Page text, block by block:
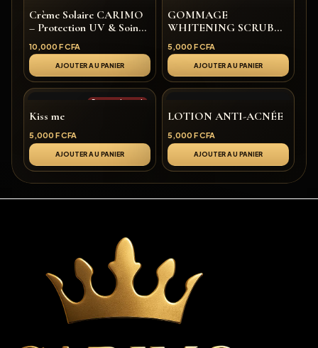
Crème Solaire CARIMO
– Protection UV & Soin
10,000 F CFA
AJOUTER AU PANIER
GOMMAGE
WHITENING SCRUB
5,000 F CFA
AJOUTER AU PANIER
Rupture de stock
Kiss me
5,000 F CFA
AJOUTER AU PANIER
LOTION ANTI-ACNÉE
5,000 F CFA
AJOUTER AU PANIER